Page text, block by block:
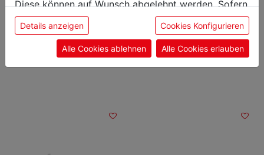
€ 59,04
inkl. 20 % MwSt.
€ 45,72
inkl. 20 % MwSt.
Diese können auf Wunsch abgelehnt werden. Sofern
sie unsere Webseite weiter nutzen, geben Sie
Einwilligung zu unseren Cookies.
Details anzeigen Cookies Konfigurieren
Alle Cookies ablehnen Alle Cookies erlauben